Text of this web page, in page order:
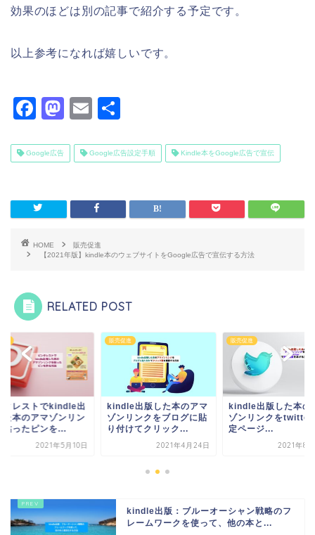
効果のほどは別の記事で紹介する予定です。
以上参考になれば嬉しいです。
F
c
b
o
o
k
M
st
d
o
n
E
ai
Google広告 Google広告設定手順 Kindle本をGoogle広告で宣伝
HOME
販売促進
【2021年版】kindle本のウェブサイトをGoogle広告で宣伝する方法
RELATED POST
タレストでkindle出
た本のアマゾンリン
貼ったピンを...
2021年5月10日
販売促進
kindle出版した本のアマ
ゾンリンクをブログに貼
り付けてクリック...
2021年4月24日
販売促進
kindle出版した本の
ゾンリンクをtwitter
定ページ...
2021年8
kindle出版：ブルーオーシャン戦略のフ
レームワークを使って、他の本と...